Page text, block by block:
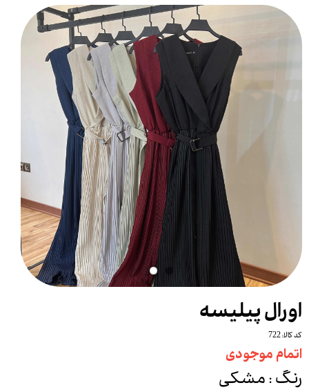
اورال پیلیسه
کد کالا: 722
اتمام موجودی
رنگ: مشکی